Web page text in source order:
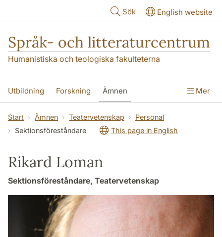
Sök English website
Språk- och litteraturcentrum
Humanistiska och teologiska fakulteterna
Utbildning Forskning Ämnen
SOL-husen Kontakt Institutionen
översättning till svenska
Mer
Start Ämnen Teatervetenskap
Personal
Sektionsföreståndare
This page in English
Rikard Loman
Sektionsföreståndare, Teatervetenskap